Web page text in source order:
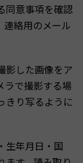
同意事項を確認
連絡用のメール
影した画像をア
ラで撮影する場
きり写るように
生年月日・国